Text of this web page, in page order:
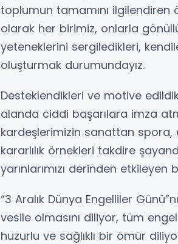
toplumun tamamını
olarak her birimiz, onlarla
yeteneklerini sergiledikleri,
oluşturmak durumundayız.
Desteklendikleri ve motive
alanda ciddi başarılara imza
kardeşlerimizin sanattan
kararlılık örnekleri takdire
yarınlarımızı derinden etkileyen
“3 Aralık Dünya Engelliler
vesile olmasını diliyor, tüm
huzurlu ve sağlıklı bir ömür